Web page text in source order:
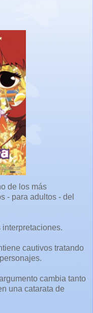
de los más
- para adultos - del
cautivos tratando
cambia tanto
una catarata de